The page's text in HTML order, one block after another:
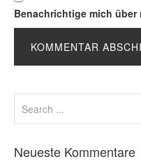
Benachrichtige mich über
Neueste Kommentare